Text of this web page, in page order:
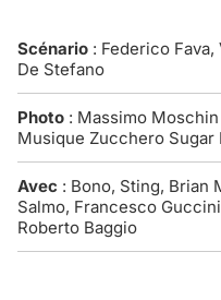
Scénario : Federico
De Stefano
Photo : Massimo
Musique Zucchero Sugar
Avec : Bono, Sting, Brian
Salmo, Francesco
Roberto Baggio